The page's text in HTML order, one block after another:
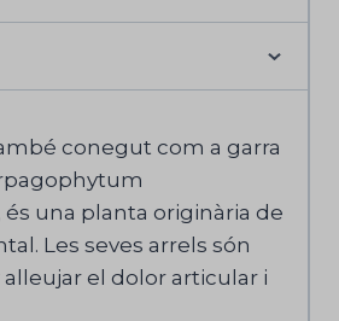
conegut com a garra
una planta originària de
Les seves arrels són
el dolor articular i